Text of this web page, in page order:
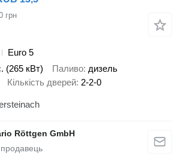
грн
Euro 5
(265 кВт) Паливо дизель
Кількість дверей 2-2-0
Röttgen GmbH